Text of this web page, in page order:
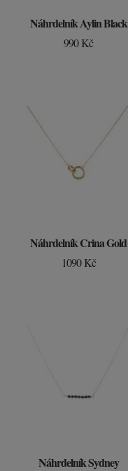
Náhrdelník Aylin Black
990 Kč
Náhrdelník Crina Gold
1090 Kč
Náhrdelník Sydney